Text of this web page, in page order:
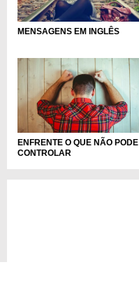
MENSAGENS EM INGLÊS
ENFRENTE O QUE NÃO PODE
CONTROLAR